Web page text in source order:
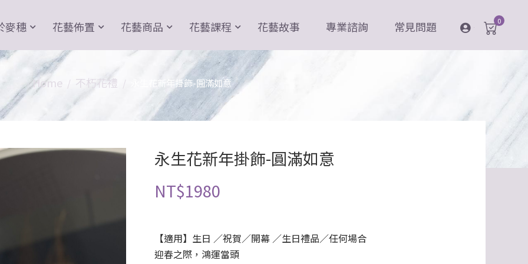
麥穗 花藝佈置 花藝商品 花藝課程 花藝故事 專業諮詢 常見問題 登入 0
Home 不朽花禮 永生花新年掛飾-圓滿如意
永生花新年掛飾-圓滿如意
NT$1980
【適用】生日 ／祝賀／開幕 ／生日禮品／任何場合
迎春之際，鴻運當頭